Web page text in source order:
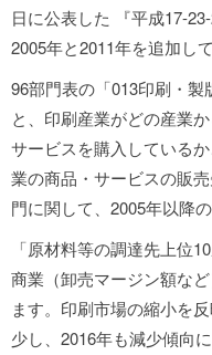
日に公表した 『平成17-
2005年と2011年を追加し
96部門表の「013印刷・
と、印刷産業がどの産業
サービスを購入している
業の商品・サービスの販
門に関して、2005年以降
「原材料等の調達先上位
商業（卸売マージン額な
ます。印刷市場の縮小を
少し、2016年も減少傾向